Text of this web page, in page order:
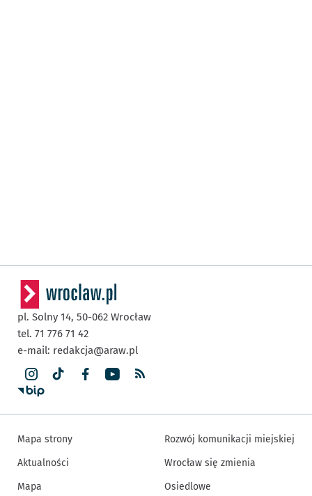
pl. Solny 14, 50-062 Wrocław
tel. 71 776 71 42
e-mail: redakcja@araw.pl
Mapa strony
Aktualności
Mapa
Rozwój komunikacji miejskiej
Wrocław się zmienia
Osiedlowe